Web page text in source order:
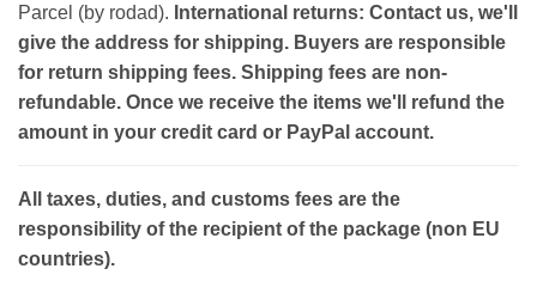
Parcel (by rodad). International returns: Contact us, we'll
give the address for shipping. Buyers are responsible
for return shipping fees. Shipping fees are non-
refundable. Once we receive the items we'll refund the
amount in your credit card or PayPal account.
All taxes, duties, and customs fees are the
responsibility of the recipient of the package (non EU
countries).